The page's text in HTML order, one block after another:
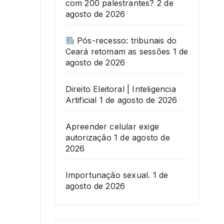
com 200 palestrantes? 2 de
agosto de 2026
Pós-recesso: tribunais do
Ceará retomam as sessões 1 de
agosto de 2026
Direito Eleitoral | Inteligencia
Artificial 1 de agosto de 2026
Apreender celular exige
autorização 1 de agosto de
2026
Importunação sexual. 1 de
agosto de 2026